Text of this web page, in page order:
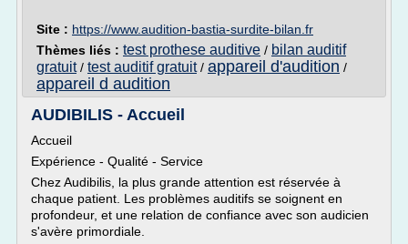
Site : https://www.audition-bastia-surdite-bilan.fr
Thèmes liés : test prothese auditive / bilan auditif
gratuit/ test auditif gratuit/ appareil d'audition /
appareil d audition
AUDIBILIS - Accueil
Accueil
Expérience - Qualité - Service
Chez Audibilis, la plus grande attention est réservée à
chaque patient. Les problèmes auditifs se soignent en
profondeur, et une relation de confiance avec son audicien
s'avère primordiale.